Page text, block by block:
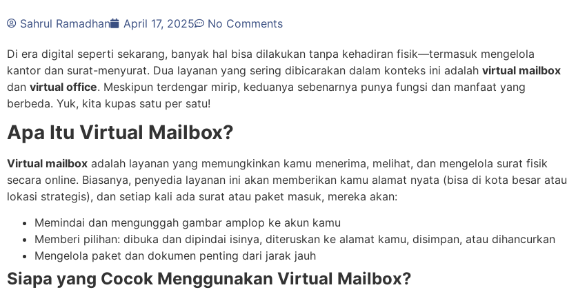
Sahrul Ramadhan April 17, 2025 No Comments
Di era digital seperti sekarang, banyak hal bisa dilakukan tanpa kehadiran fisik—termasuk mengelola
kantor dan surat-menyurat. Dua layanan yang sering dibicarakan dalam konteks ini adalah virtual mailbox
dan virtual office. Meskipun terdengar mirip, keduanya sebenarnya punya fungsi dan manfaat yang
berbeda. Yuk, kita kupas satu per satu!
Apa Itu Virtual Mailbox?
Virtual mailbox adalah layanan yang memungkinkan kamu menerima, melihat, dan mengelola surat fisik
secara online. Biasanya, penyedia layanan ini akan memberikan kamu alamat nyata (bisa di kota besar atau
lokasi strategis), dan setiap kali ada surat atau paket masuk, mereka akan:
Memindai dan mengunggah gambar amplop ke akun kamu
Memberi pilihan: dibuka dan dipindai isinya, diteruskan ke alamat kamu, disimpan, atau dihancurkan
Mengelola paket dan dokumen penting dari jarak jauh
Siapa yang Cocok Menggunakan Virtual Mailbox?